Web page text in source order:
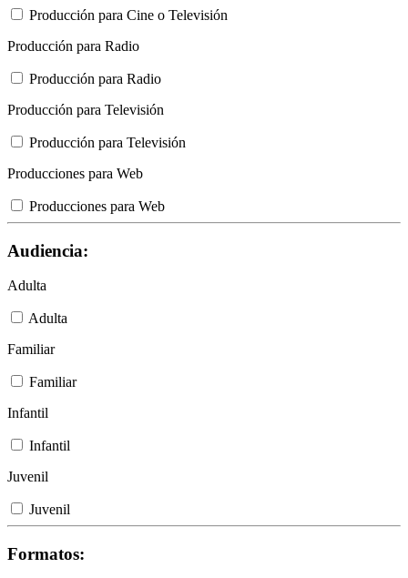
Producción para Cine o Televisión
Producción para Radio
Producción para Radio
Producción para Televisión
Producción para Televisión
Producciones para Web
Producciones para Web
Audiencia:
Adulta
Adulta
Familiar
Familiar
Infantil
Infantil
Juvenil
Juvenil
Formatos: